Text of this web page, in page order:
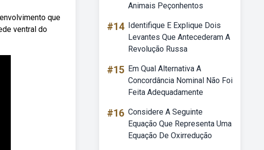
que
ventral do
Animais Peçonhentos
#14 Identifique E Explique Dois
Levantes Que Antecederam A
Revolução Russa
#15 Em Qual Alternativa A
Concordância Nominal Não Foi
Feita Adequadamente
#16 Considere A Seguinte
Equação Que Representa Uma
Equação De Oxirredução